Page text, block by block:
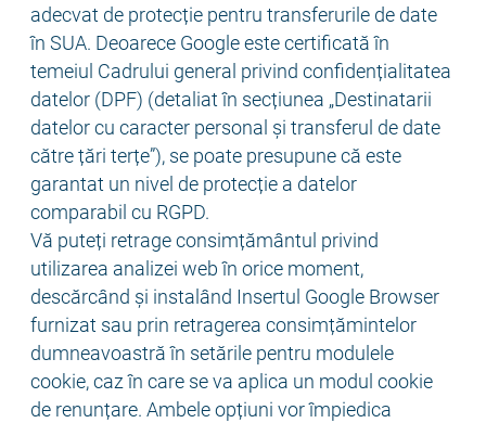
adecvat de protecție pentru transferurile de date
în SUA. Deoarece Google este certificată în
temeiul Cadrului general privind confidențialitatea
datelor (DPF) (detaliat în secțiunea „Destinatarii
datelor cu caracter personal și transferul de date
către țări terțe”), se poate presupune că este
garantat un nivel de protecție a datelor
comparabil cu RGPD.
Vă puteți retrage consimțământul privind
utilizarea analizei web în orice moment,
descărcând și instalând Insertul Google Browser
furnizat sau prin retragerea consimțămintelor
dumneavoastră în setările pentru modulele
cookie, caz în care se va aplica un modul cookie
de renunțare. Ambele opțiuni vor împiedica